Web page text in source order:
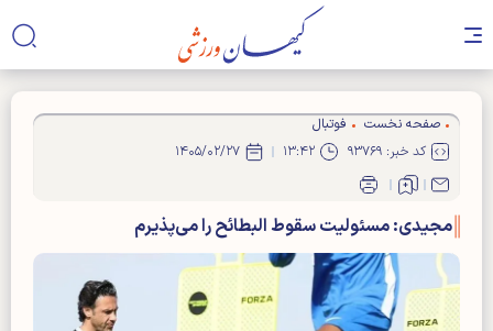
صفحه نخست
فوتبال
کد خبر: ۹۳۷۶۹
۱۳:۴۲ ۱۴۰۵/۰۲/۲۷
مجیدی: مسئولیت سقوط البطائح را می‌پذیرم